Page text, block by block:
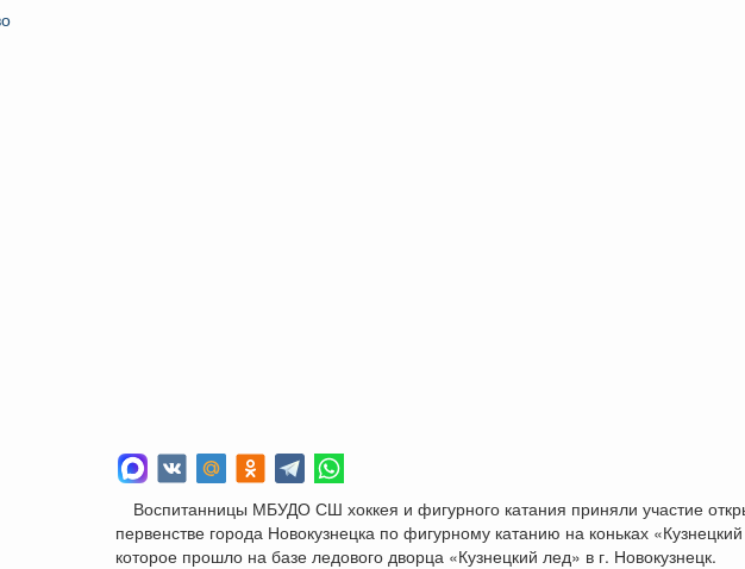
Воспитанницы МБУДО СШ хоккея и фигурного катания приняли участие
первенстве города Новокузнецка по фигурному катанию на коньках
которое прошло на базе ледового дворца «Кузнецкий лед» в г. Новокузнецк.